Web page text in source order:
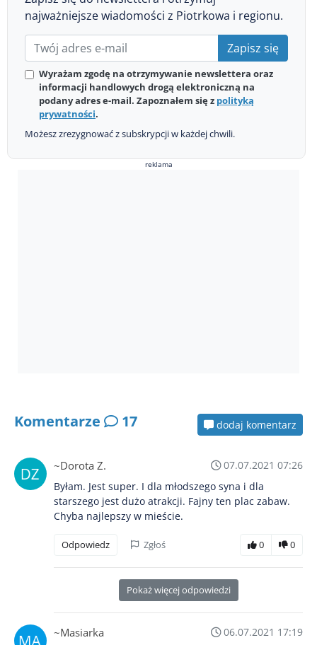
najważniejsze wiadomości z Piotrkowa i regionu.
Zapisz się
Wyrażam zgodę na otrzymywanie newslettera oraz
informacji handlowych drogą elektroniczną na
podany adres e-mail. Zapoznałem się z polityką
prywatności.
Możesz zrezygnować z subskrypcji w każdej chwili.
reklama
Komentarze 17 dodaj komentarz
~Dorota Z.
07.07.2021 07:26
Byłam. Jest super. I dla młodszego syna i dla
starszego jest dużo atrakcji. Fajny ten plac zabaw.
Chyba najlepszy w mieście.
Odpowiedz Zgłoś 0 0
Pokaż więcej odpowiedzi
~Masiarka
06.07.2021 17:19